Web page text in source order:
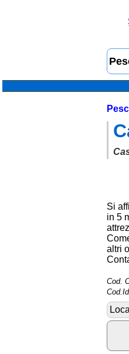
Si
in 5
altri
Cod.